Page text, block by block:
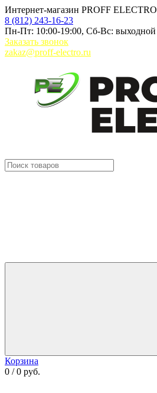
Интернет-магазин PROFF ELECTRO
8 (812) 243-16-23
Пн-Пт: 10:00-19:00, Сб-Вс: выходной
Заказать звонок
zakaz@proff-electro.ru
Корзина
0 / 0 руб.